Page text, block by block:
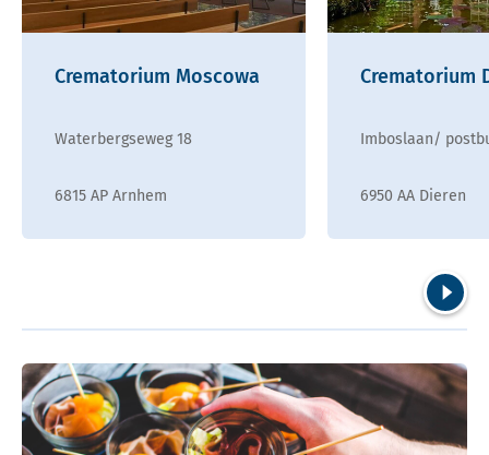
Crematorium Moscowa
Waterbergseweg 18
6815 AP Arnhem
Crematorium
Imboslaan/
6950 AA Dieren